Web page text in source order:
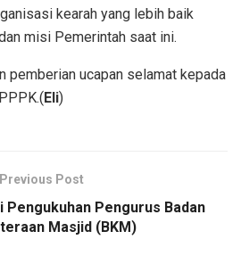
kearah yang lebih baik
misi Pemerintah saat ini.
pemberian ucapan selamat kepada
Eli)
Previous Post
Pengukuhan Pengurus Badan
Masjid (BKM)